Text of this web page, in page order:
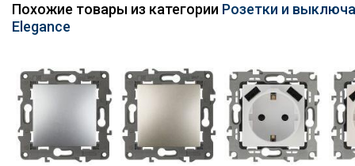
Похожие товары из категории Розетки и
Elegance